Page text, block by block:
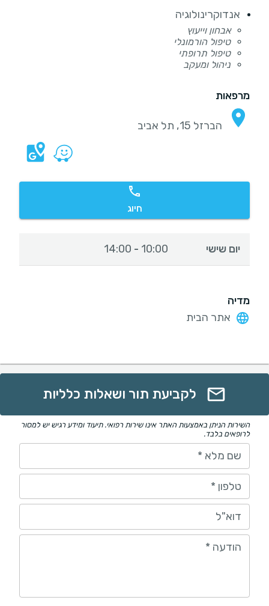
אנדוקרינולוגיה
אבחון וייעוץ
טיפול הורמונלי
טיפול תרופתי
ניהול ומעקב
מרפאות
הברזל 15, תל אביב
חיוג
יום שישי 10:00
-
14:00
מדיה
אתר הבית
לקביעת תור ושאלות כלליות
השירות הניתן באמצעות האתר אינו שירות רפואי. תיעוד ומידע רגיש יש למסור
לרופאים בלבד.
שם מלא *
טלפון *
דוא"ל
הודעה *